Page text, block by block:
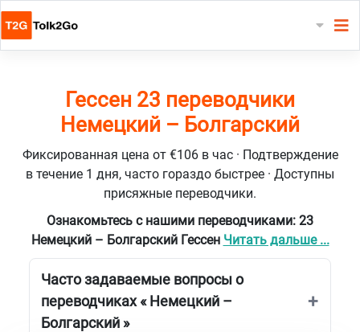
Гессен 23 переводчики
Немецкий – Болгарский
Фиксированная цена от €106 в час · Подтверждение
в течение 1 дня, часто гораздо быстрее · Доступны
присяжные переводчики.
Ознакомьтесь с нашими переводчиками: 23
Немецкий – Болгарский Гессен Читать дальше ...
Часто задаваемые вопросы о
переводчиках « Немецкий –
Болгарский »